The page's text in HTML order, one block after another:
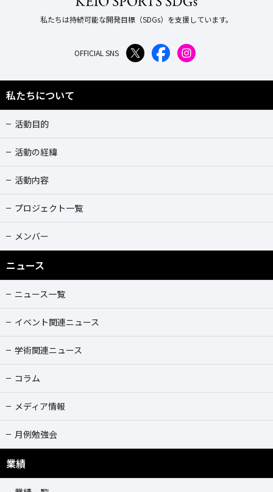
私たちは持続可能な開発目標（SDGs）を支援しています。
OFFICIAL SNS
私たちについて
活動目的
活動の経緯
活動内容
プロジェクト一覧
メンバー
ニュース
ニュース一覧
イベント関連ニュース
学術関連ニュース
コラム
メディア情報
月例勉強会
業績